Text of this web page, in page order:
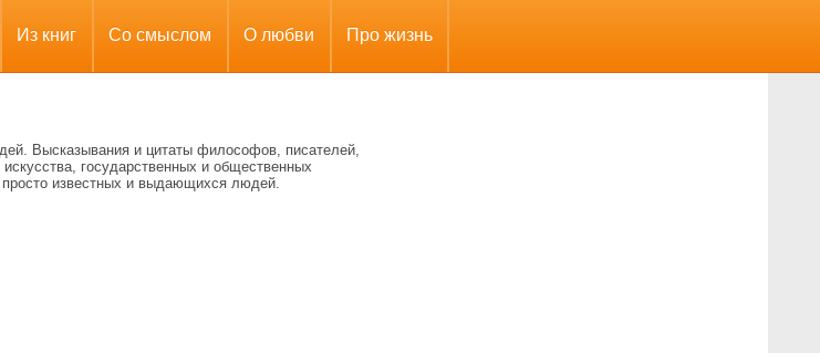
Из книг Со смыслом О любви Про жизнь
Высказывания и цитаты философов, писателей,
государственных и общественных
известных и выдающихся людей.